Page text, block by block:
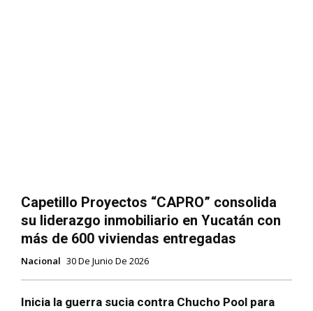
Capetillo Proyectos “CAPRO” consolida
su liderazgo inmobiliario en Yucatán con
más de 600 viviendas entregadas
Nacional 30 De Junio De 2026
Inicia la guerra sucia contra Chucho Pool para